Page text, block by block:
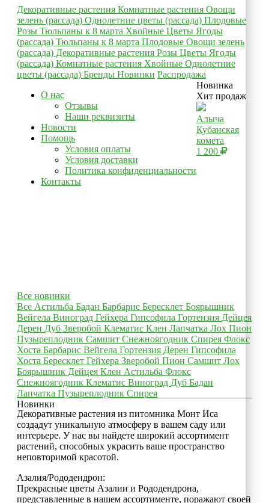
Декоративные растения Комнатные растения Овощи
зелень (рассада) Однолетние цветы (рассада) Плодовые
Розы Тюльпаны к 8 марта Хвойные Цветы Ягоды
(рассада) Тюльпаны к 8 марта Плодовые Овощи зелень
(рассада) Декоративные растения Розы Цветы Ягоды
(рассада) Комнатные растения Хвойные Однолетние
цветы (рассада) Бренды Новинки Распродажа
О нас
Отзывы
Наши реквизиты
Новости
Помощь
Условия оплаты
Условия доставки
Политика конфиденциальности
Контакты
Новинка
Хит продаж
Алыча
Кубанская
комета
1 200
Все новинки
Все Астильба Бадан Барбарис Бересклет Боярышник
Вейгела Виноград Гейхера Гипсофила Гортензия Дейцея
Дерен Дуб Зверобой Клематис Клен Лапчатка Лох Пион
Пузыреплодник Самшит Снежноягодник Спирея Флокс
Хоста Барбарис Вейгела Гортензия Дерен Гипсофила
Хоста Бересклет Гейхера Зверобой Пион Самшит Лох
Боярышник Дейцея Клен Астильба Флокс
Снежноягодник Клематис Виноград Дуб Бадан
Лапчатка Пузыреплодник Спирея
Новинки
Декоративные растения из питомника Монт Иса
создадут уникальную атмосферу в вашем саду или
интерьере. У нас вы найдете широкий ассортимент
растений, способных украсить ваше пространство
неповторимой красотой.
Азалия/Рододендрон:
Прекрасные цветы Азалии и Рододендрона,
представленные в нашем ассортименте, поражают своей